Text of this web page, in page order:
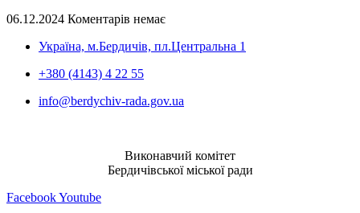
06.12.2024 Коментарів немає
Україна, м.Бердичів, пл.Центральна 1
+380 (4143) 4 22 55
info@berdychiv-rada.gov.ua
Виконавчий комітет
Бердичівської міської ради
FacebookYoutube